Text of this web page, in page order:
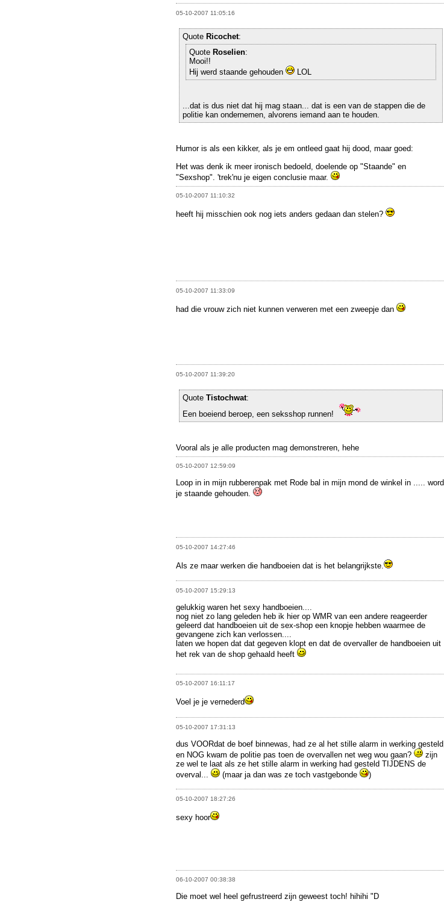
05-10-2007 11:05:16
Quote Ricochet:
Quote Roselien:
Mooi!!
Hij werd staande gehouden
LOL
...dat is dus niet dat hij mag staan... dat is een van de stappen die de
politie kan ondernemen, alvorens iemand aan te houden.
Humor is als een kikker, als je em ontleed gaat hij dood, maar goed:
Het was denk ik meer ironisch bedoeld, doelende op "Staande" en
"Sexshop". 'trek'nu je eigen conclusie maar.
05-10-2007 11:10:32
heeft hij misschien ook nog iets anders gedaan dan stelen?
05-10-2007 11:33:09
had die vrouw zich niet kunnen verweren met een zweepje dan
05-10-2007 11:39:20
Quote Tistochwat:
Een boeiend beroep, een seksshop runnen!
Vooral als je alle producten mag demonstreren, hehe
05-10-2007 12:59:09
Loop in in mijn rubberenpak met Rode bal in mijn mond de winkel in ..... word
je staande gehouden.
05-10-2007 14:27:46
Als ze maar werken die handboeien dat is het belangrijkste.
05-10-2007 15:29:13
gelukkig waren het sexy handboeien....
nog niet zo lang geleden heb ik hier op WMR van een andere reageerder
geleerd dat handboeien uit de sex-shop een knopje hebben waarmee de
gevangene zich kan verlossen....
laten we hopen dat dat gegeven klopt en dat de overvaller de handboeien uit
het rek van de shop gehaald heeft
05-10-2007 16:11:17
Voel je je vernederd
05-10-2007 17:31:13
dus VOORdat de boef binnewas, had ze al het stille alarm in werking gesteld,
en NOG kwam de politie pas toen de overvallen net weg wou gaan?
zijn
ze wel te laat als ze het stille alarm in werking had gesteld TIJDENS de
overval...
(maar ja dan was ze toch vastgebonde )
05-10-2007 18:27:26
sexy hoor
06-10-2007 00:38:38
Die moet wel heel gefrustreerd zijn geweest toch! hihihi "D